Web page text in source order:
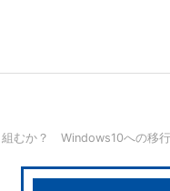
コンテンツ：